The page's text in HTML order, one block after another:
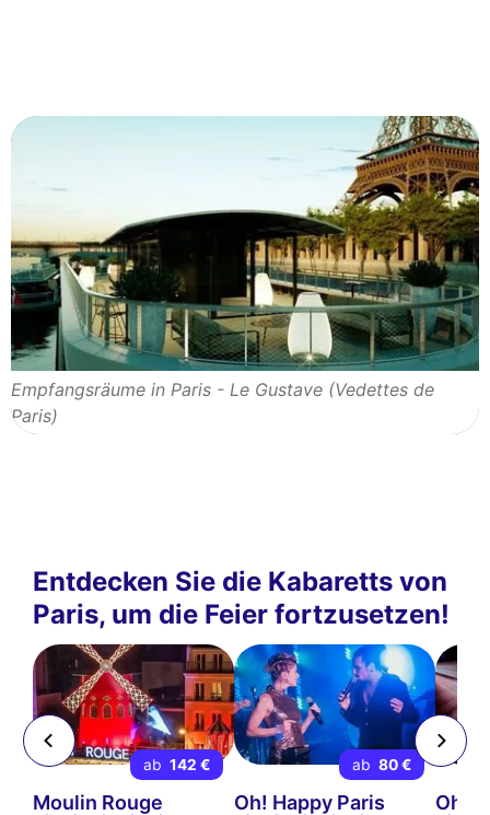
Empfangsräume in Paris - Le Gustave (Vedettes de
Paris)
Entdecken Sie die Kabaretts von
Paris, um die Feier fortzusetzen!
ab 142 €
Moulin Rouge
ab 80 €
Oh! Happy Paris Oh!